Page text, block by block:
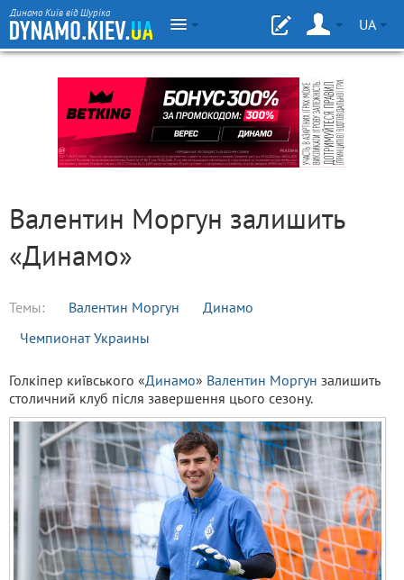
Динамо Київ від Шуріка
UA
Валентин Моргун залишить
«Динамо»
Темы: Валентин Моргун
Динамо
Чемпионат Украины
Голкіпер київського «Динамо» Валентин Моргун залишить
столичний клуб після завершення цього сезону.